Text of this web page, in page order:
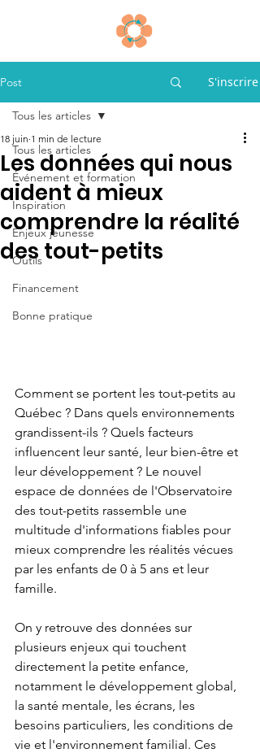
Post S'inscrire
Tous les articles
Événement et formation
Inspiration
Enjeux jeunesse
Outils
Financement
Bonne pratique
Tous les articles
Les données qui nous
aident à mieux
comprendre la réalité
des tout-petits
18 juin 1 min de lecture
Comment se portent les tout-petits au
Québec ? Dans quels environnements
grandissent-ils ? Quels facteurs
influencent leur santé, leur bien-être et
leur développement ? Le nouvel
espace de données de l'Observatoire
des tout-petits rassemble une
multitude d'informations fiables pour
mieux comprendre les réalités vécues
par les enfants de 0 à 5 ans et leur
famille.
On y retrouve des données sur
plusieurs enjeux qui touchent
directement la petite enfance,
notamment le développement global,
la santé mentale, les écrans, les
besoins particuliers, les conditions de
vie et l'environnement familial. Ces